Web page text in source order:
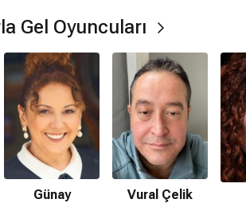
Gel Oyuncuları
Günay
Vural Çelik